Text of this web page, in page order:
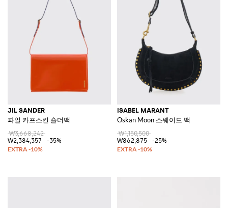
JIL SANDER
파일 카프스킨 숄더백
₩3,668,242
₩2,384,357
-35%
ISABEL MARANT
Oskan Moon 스웨이드 백
₩1,150,500
₩862,875
-25%